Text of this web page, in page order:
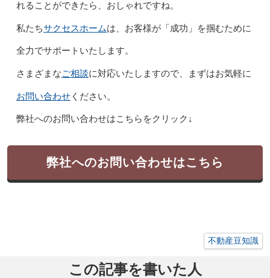
れることができたら、おしゃれですね。
私たちサクセスホームは、お客様が「成功」を掴むために
全力でサポートいたします。
さまざまなご相談に対応いたしますので、まずはお気軽に
お問い合わせください。
弊社へのお問い合わせはこちらをクリック↓
弊社へのお問い合わせはこちら
不動産豆知識
この記事を書いた人